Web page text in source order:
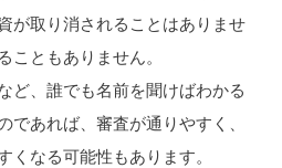
が取り消されることはありませ
こともありません。
ど、誰でも名前を聞けばわかる
であれば、審査が通りやすく、
なる可能性もあります。